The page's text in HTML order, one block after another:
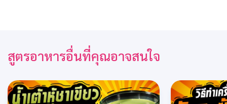
สูตรอาหารอื่นที่คุณอาจสนใจ